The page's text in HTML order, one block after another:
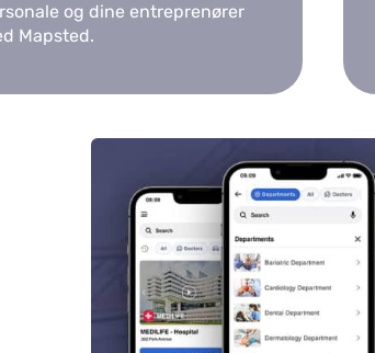
og dine entreprenører
Mapsted.